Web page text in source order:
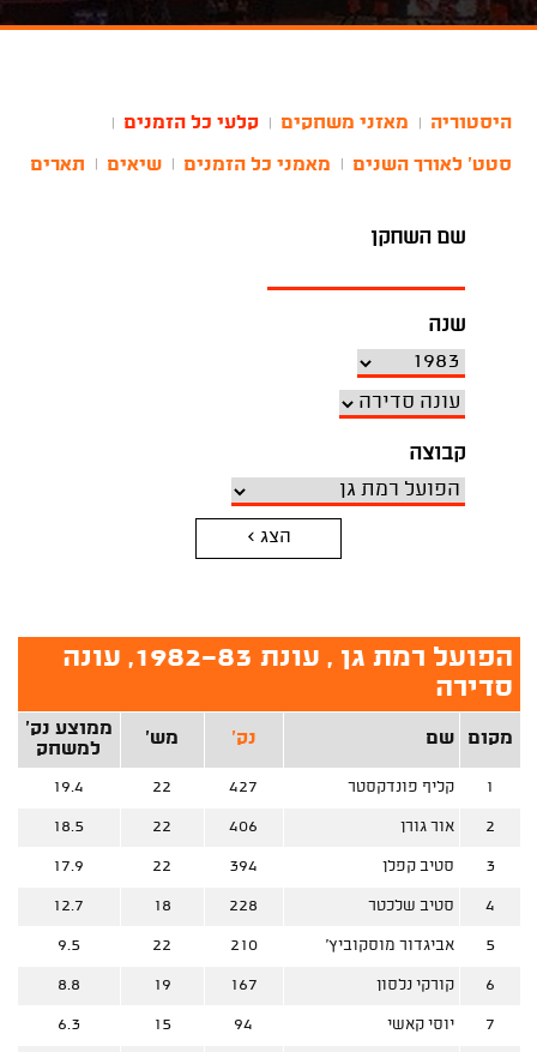
היסטוריה מאזני משחקים קלעי כל הזמנים
סטט' לאורך השנים מאמני כל הזמנים שיאים תארים
שם השחקן
שנה
קבוצה
הצג >
הפועל רמת גן , עונת 1982-83, עונה
סדירה
מקום שם נק' מש'
ממוצע נק'
למשחק
1 קליף פונדקסטר 427
22
19.4
2 אור גורן 406
22
18.5
3 סטיב קפלן 394
22
17.9
4 סטיב שלכטר 228
18
12.7
5 אביגדור מוסקוביץ' 210
22
9.5
6 קורקי נלסון 167
19
8.8
7 יוסי קאשי 94
15
6.3